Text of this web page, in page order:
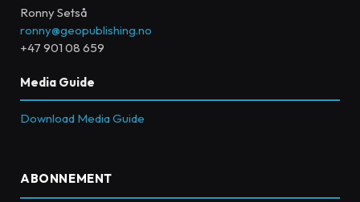
Ronny Setså
ronny@geopublishing.no
+47 901 08 659
Media Guide
Download Media Guide
ABONNEMENT